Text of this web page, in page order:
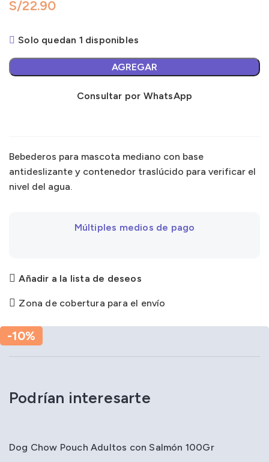
S/
Solo quedan 1 disponibles
AGREGAR
Consultar por WhatsApp
Bebederos para mascota mediano con base
antideslizante y contenedor traslúcido para verificar el
nivel del agua.
Múltiples medios de pago
Añadir a la lista de deseos
Zona de cobertura para el envío
Podrían interesarte
Dog Chow Pouch Adultos con Salmón 100Gr
-10%